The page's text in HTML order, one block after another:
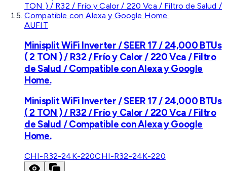
AUFIT
Minisplit WiFi Inverter / SEER 17 / 24,000 BTUs
( 2 TON ) / R32 / Frío y Calor / 220 Vca / Filtro
de Salud / Compatible con Alexa y Google
Home.
Minisplit WiFi Inverter / SEER 17 / 24,000 BTUs
( 2 TON ) / R32 / Frío y Calor / 220 Vca / Filtro
de Salud / Compatible con Alexa y Google
Home.
CHI-R32-24K-220CHI-R32-24K-220